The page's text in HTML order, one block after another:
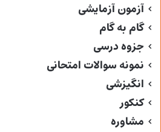
آزمون آزمایشی
گام به گام
جزوه درسی
نمونه سوالات امتحانی
انگیزشی
کنکور
مشاوره